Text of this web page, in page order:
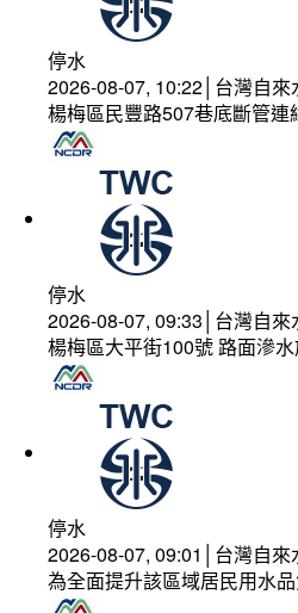
停水
2026-08-07, 10:22│台灣自來
楊梅區民豐路507巷底斷管連
停水
2026-08-07, 09:33│台灣自來
楊梅區大平街100號 路面滲
停水
2026-08-07, 09:01│台灣自來
為全面提升該區域居民用水